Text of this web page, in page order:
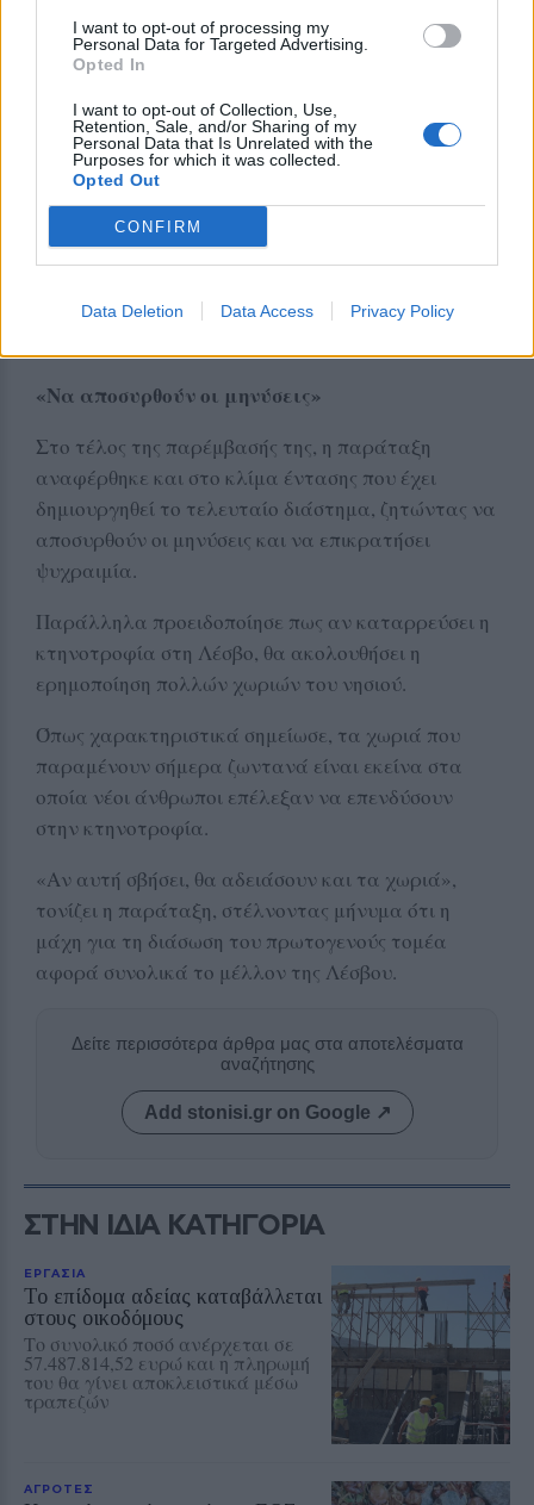
I want to opt-out of processing my
Personal Data for Targeted Advertising.
Opted In
I want to opt-out of Collection, Use,
Retention, Sale, and/or Sharing of my
Personal Data that Is Unrelated with the
Purposes for which it was collected.
Opted Out
CONFIRM
Data Deletion Data Access Privacy Policy
Μόνιμο εργαστήριο στη Λέσβο
Η «Νέα Δυναμική» προτείνει επίσης τη δημιουργία
μόνιμης δομής ελέγχου στη Λέσβο μέσω
συνεργασίας με το εργαστήριο της ΠΕΔ, ώστε οι
εξετάσεις δειγμάτων να πραγματοποιούνται στο
νησί και να μην απαιτούνται μεταφορές εκτός
αποτελούσε σημαντική υποδομή για το μέλλον της
«Να αποσυρθούν οι μηνύσεις»
Στο τέλος της παρέμβασής της, η παράταξη
αναφέρθηκε και στο κλίμα έντασης που έχει
δημιουργηθεί το τελευταίο διάστημα, ζητώντας να
αποσυρθούν οι μηνύσεις και να επικρατήσει
ψυχραιμία.
Παράλληλα προειδοποίησε πως αν καταρρεύσει η
κτηνοτροφία στη Λέσβο, θα ακολουθήσει η
ερημοποίηση πολλών χωριών του νησιού.
Όπως χαρακτηριστικά σημείωσε, τα χωριά που
παραμένουν σήμερα ζωντανά είναι εκείνα στα
οποία νέοι άνθρωποι επέλεξαν να επενδύσουν
στην κτηνοτροφία.
«Αν αυτή σβήσει, θα αδειάσουν και τα χωριά»,
τονίζει η παράταξη, στέλνοντας μήνυμα ότι η
μάχη για τη διάσωση του πρωτογενούς τομέα
αφορά συνολικά το μέλλον της Λέσβου.
Δείτε περισσότερα άρθρα μας στα αποτελέσματα
αναζήτησης
Add stonisi.gr on Google ↗
ΣΤΗΝ ΙΔΙΑ ΚΑΤΗΓΟΡΙΑ
ΕΡΓΑΣΙΑ
Το επίδομα αδείας καταβάλλεται
στους οικοδόμους
Το συνολικό ποσό ανέρχεται σε
57.487.814,52 ευρώ και η πληρωμή
του θα γίνει αποκλειστικά μέσω
τραπεζών
ΑΓΡΟΤΕΣ